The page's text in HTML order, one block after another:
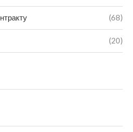
(68)
(20)